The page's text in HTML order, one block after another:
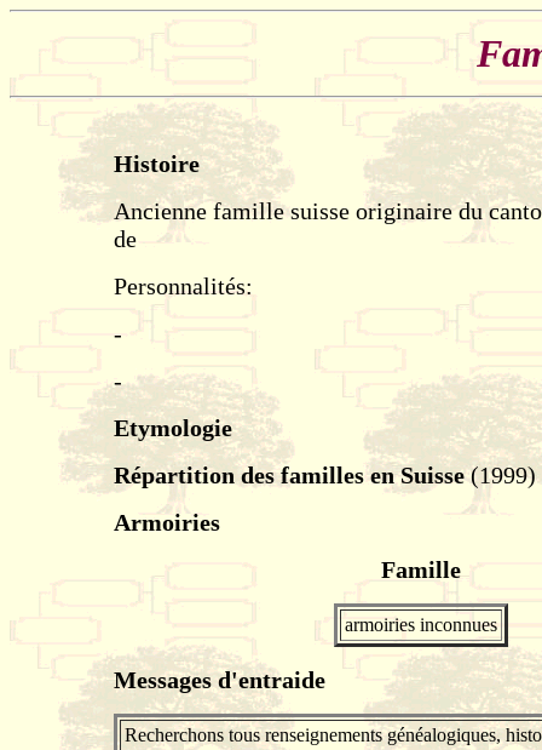
Histoire
Ancienne famille suisse originaire du
de
Personnalités:
-
-
Etymologie
Répartition des familles en Suisse(1999)
Armoiries
Famille
armoiries inconnues
Messages d'entraide
Recherchons tous renseignements généalogiques,